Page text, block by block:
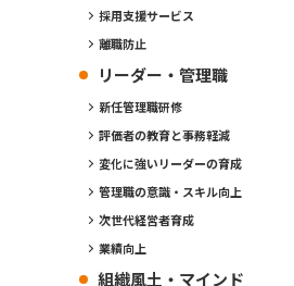
採用支援サービス
離職防止
リーダー・管理職
新任管理職研修
評価者の教育と事務軽減
変化に強いリーダーの育成
管理職の意識・スキル向上
次世代経営者育成
業績向上
組織風土・マインド